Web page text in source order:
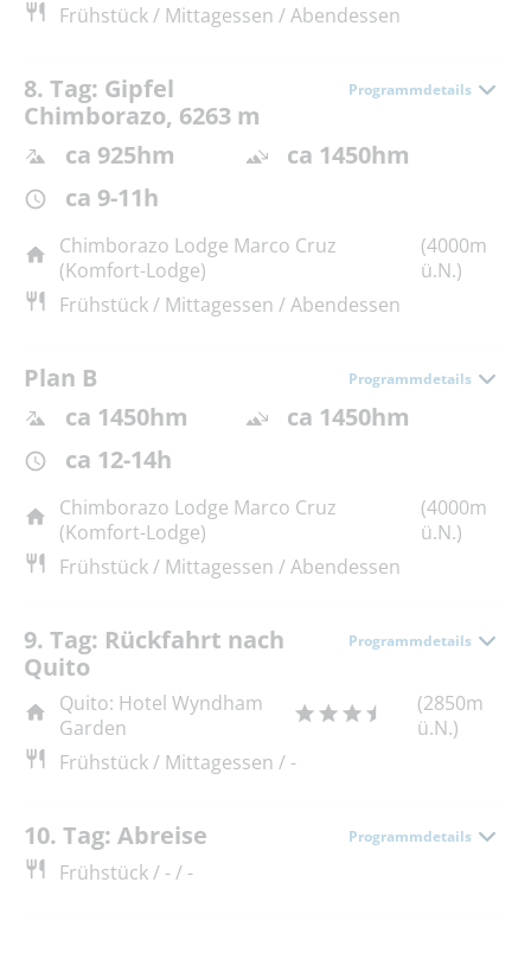
Frühstück / Mittagessen / Abendessen
8. Tag: Gipfel
Chimborazo, 6263 m
Programmdetails
ca 925hm
ca 1450hm
ca 9-11h
Chimborazo Lodge Marco Cruz
(Komfort-Lodge)
(4000m
ü.N.)
Frühstück / Mittagessen / Abendessen
Plan B Programmdetails
ca 1450hm
ca 1450hm
ca 12-14h
Chimborazo Lodge Marco Cruz
(Komfort-Lodge)
(4000m
ü.N.)
Frühstück / Mittagessen / Abendessen
9. Tag: Rückfahrt nach
Quito
Programmdetails
Quito: Hotel Wyndham
Garden
(2850m
ü.N.)
Frühstück / Mittagessen / -
10. Tag: Abreise Programmdetails
Frühstück / - / -